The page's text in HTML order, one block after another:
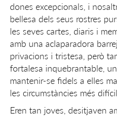
dones excepcionals, i
bellesa dels seus rostres
les seves cartes, diaris i
amb una aclaparadora
privacions i tristesa, però
fortalesa inquebrantable,
mantenir-se fidels a elles
les circumstàncies més
Eren tan joves, desitjaven